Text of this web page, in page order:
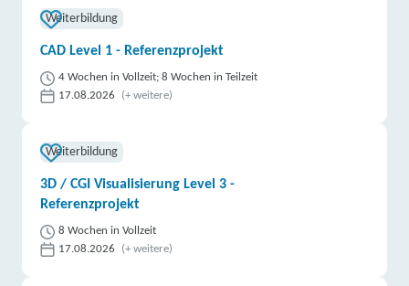
Weiterbildung
CAD Level 1 - Referenzprojekt
4 Wochen in Vollzeit; 8 Wochen in Teilzeit
17.08.2026
(+ weitere)
Weiterbildung
3D / CGI Visualisierung Level 3 -
Referenzprojekt
8 Wochen in Vollzeit
17.08.2026
(+ weitere)